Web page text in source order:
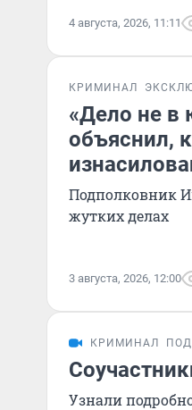
4 августа, 2026, 11:11
КРИМИНАЛ
«Дело не в
объяснил,
Подполковник
жутких делах
3 августа, 2026, 12:00
КРИМИНАЛ
Узнали